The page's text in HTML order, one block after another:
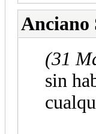
Anciano
(31
sin